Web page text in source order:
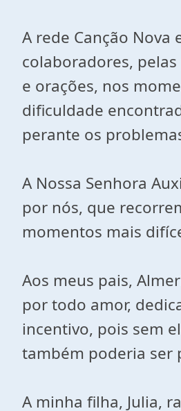
A rede Canção Nova
colaboradores,
e orações, nos
dificuldade
perante os
A Nossa Senhora
por nós, que
momentos mais
Aos meus pais,
por todo amor,
incentivo, pois sem
também poderia ser
A minha filha, Julia,